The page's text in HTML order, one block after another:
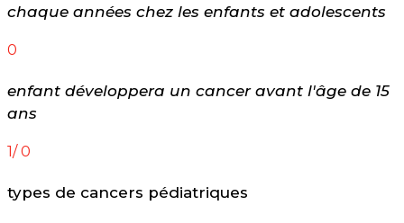
chaque années chez les enfants et adolescents
0
enfant développera un cancer avant l'âge de 15
ans
1/ 0
types de cancers pédiatriques